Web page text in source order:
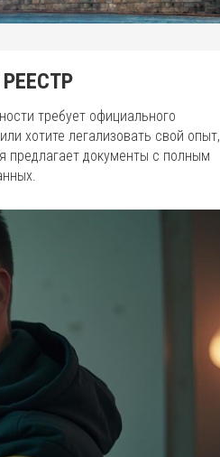
требует официального
хотите легализовать свой опыт,
предлагает документы с полным